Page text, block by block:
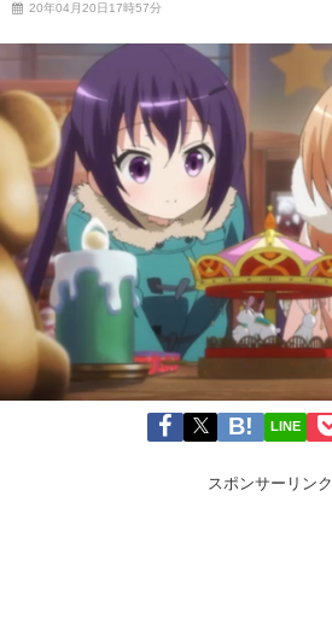
20年04月20日17時57分
LINE
スポンサーリンク